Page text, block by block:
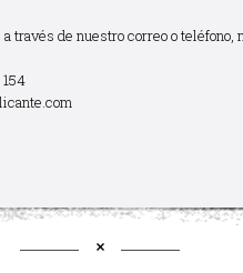
través de nuestro correo o teléfono,